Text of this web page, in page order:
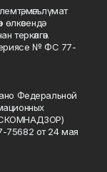
мәгълүмат
теркәлгән.
№ ФС 77-
Федеральной
75682 от 24 мая